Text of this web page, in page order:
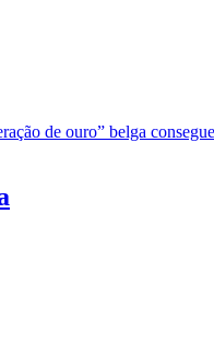
de ouro” belga